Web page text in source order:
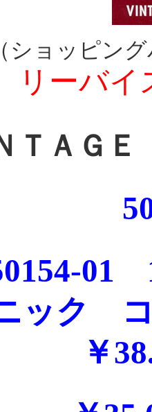
（ショッピン
リーバ
ＴＡＧ
01
ック
￥